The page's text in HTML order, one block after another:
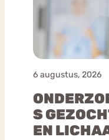
6 augustus, 2026
S
EN